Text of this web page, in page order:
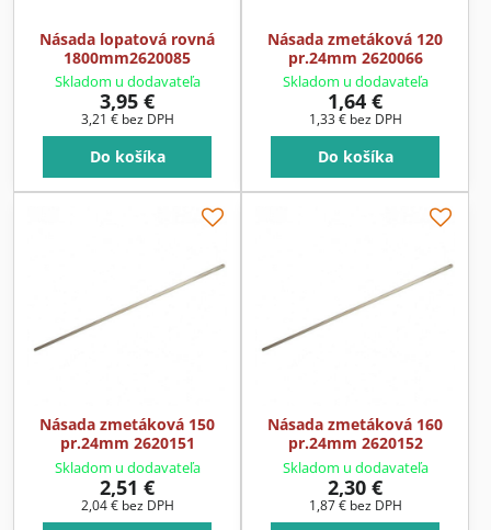
Násada lopatová rovná
1800mm2620085
Skladom u dodavateľa
3,95 €
3,21 € bez DPH
Do košíka
Násada zmetáková 120
pr.24mm 2620066
Skladom u dodavateľa
1,64 €
1,33 € bez DPH
Do košíka
Násada zmetáková 150
pr.24mm 2620151
Skladom u dodavateľa
2,51 €
2,04 € bez DPH
Násada zmetáková 160
pr.24mm 2620152
Skladom u dodavateľa
2,30 €
1,87 € bez DPH